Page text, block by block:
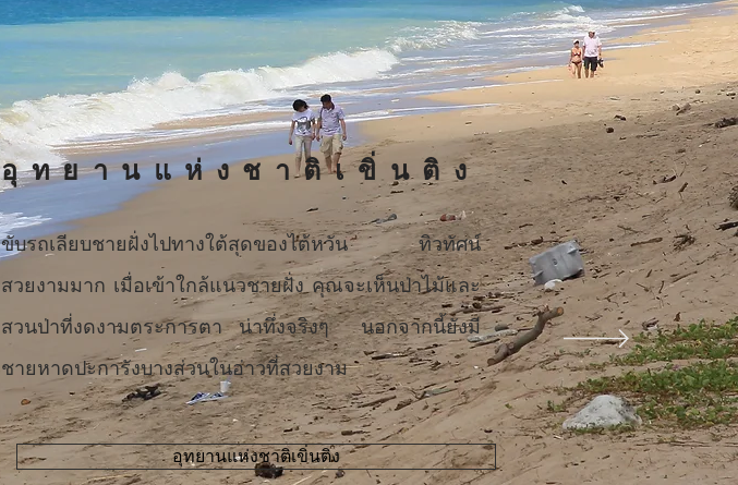
อุทยานแห่งชาติเขิ่นติง
ขับรถเลียบชายฝั่งไปทางใต้สุดของไต้หวัน ทิวทัศน์
สวยงามมาก เมื่อเข้าใกล้แนวชายฝั่ง คุณจะเห็นป่าไม้และ
สวนป่าที่งดงามตระการตา น่าทึ่งจริงๆ นอกจากนี้ยังมี
ชายหาดปะการังบางส่วนในอ่าวที่สวยงาม
อุทยานแห่งชาติเขิ่นติง